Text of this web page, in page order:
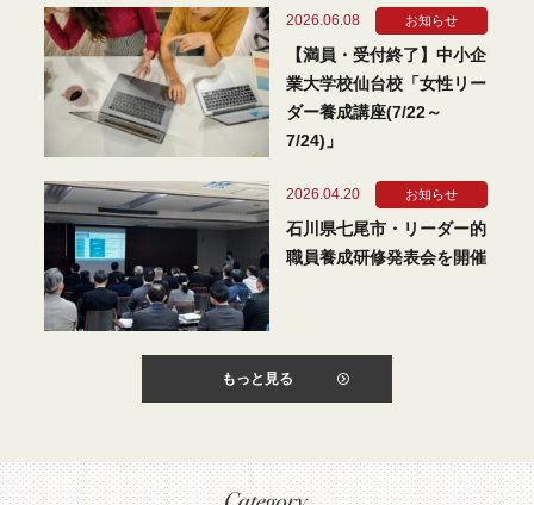
2026.06.08 お知らせ
【満員・受付終了】中小企
業大学校仙台校「女性リー
ダー養成講座(7/22～
7/24)」
2026.04.20 お知らせ
石川県七尾市・リーダー的
職員養成研修発表会を開催
もっと見る